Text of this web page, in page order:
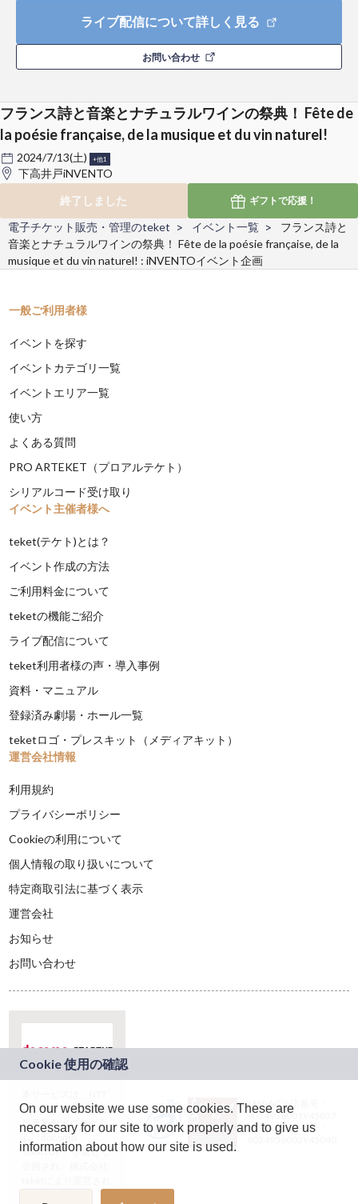
ライブ配信について詳しく見る
お問い合わせ
フランス詩と音楽とナチュラルワインの祭典！ Fête de
la poésie française, de la musique et du vin naturel!
2024/7/13(土) +他1
下高井戸iNVENTO
終了しました
ギフトで応援！
On our website we use some cookies. These are
necessary for our site to work properly and to give us
information about how our site is used.
電子チケット販売・管理のteket イベント一覧
フランス詩と
音楽とナチュラルワインの祭典！ Fête de la poésie française, de la
musique et du vin naturel! : iNVENTOイベント企画
一般ご利用者様
イベントを探す
イベントカテゴリ一覧
イベントエリア一覧
使い方
よくある質問
PRO ARTEKET（プロアルテケト）
シリアルコード受け取り
イベント主催者様へ
teket(テケト)とは？
イベント作成の方法
ご利用料金について
teketの機能ご紹介
ライブ配信について
teket利用者様の声・導入事例
資料・マニュアル
登録済み劇場・ホール一覧
teketロゴ・プレスキット（メディアキット）
運営会社情報
利用規約
プライバシーポリシー
Cookieの利用について
個人情報の取り扱いについて
特定商取引法に基づく表示
運営会社
お知らせ
お問い合わせ
ドコモグループの新
規事業創出プログラ
ム「docomo
STARTUP」を通じて
JASRAC許諾番号：
9024936001Y45037
JASRAC許諾番号：